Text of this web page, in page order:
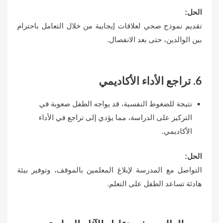
الحل:
تقديم نموذج صحي لعلاقات إيجابية من خلال التعامل باحترام
بين الوالدين، حتى بعد الانفصال.
6. تراجع الأداء الأكاديمي
نتيجة للضغوط النفسية، قد يواجه الطفل صعوبة في
التركيز على الدراسة، مما يؤدي إلى تراجع في الأداء
الأكاديمي.
الحل:
التواصل مع المدرسة لإبلاغ المعلمين بالموقف، وتوفير بيئة
هادئة تساعد الطفل على التعلم.